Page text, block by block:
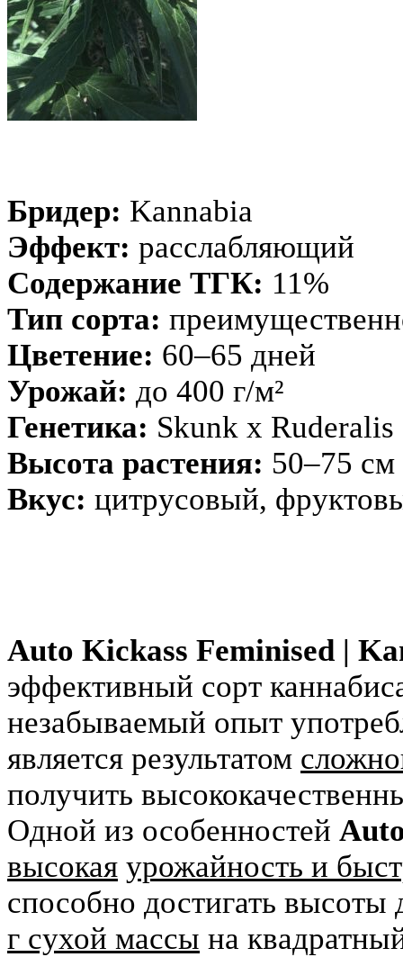
Бридер: Kannabia
Эффект: расслабляющий
Содержание ТГК: 11%
Тип сорта:
Цветение: 60–65 дней
Урожай: до 400 г/м²
Генетика: Skunk x Ruderalis
Высота растения: 50–75 см
Вкус: цитрусовый,
Auto Kickass Feminised |
эффективный сорт
незабываемый опыт
является результатом
получить
Одной из особенностей
высокая урожайность и
способно достигать высоты
г сухой массы на